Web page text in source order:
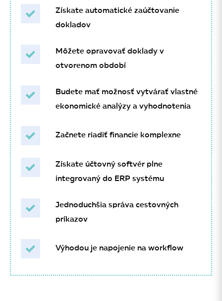
Získate automatické zaúčtovanie
dokladov
Môžete opravovať doklady v
otvorenom období
Budete mať možnosť vytvárať vlastné
ekonomické analýzy a vyhodnotenia
Začnete riadiť financie komplexne
Získate účtovný softvér plne
integrovaný do ERP systému
Jednoduchšia správa cestovných
príkazov
Výhodou je napojenie na workflow